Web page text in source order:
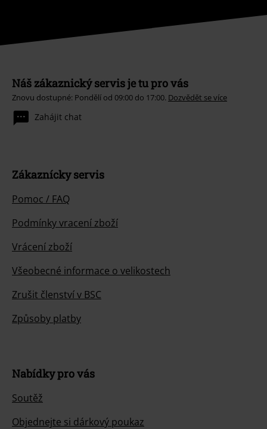
Náš zákaznický servis je tu pro vás
Znovu dostupné: Pondělí od 09:00 do 17:00. Dozvědět se více
Zahájit chat
Zákaznícky servis
Pomoc / FAQ
Podmínky vracení zboží
Vrácení zboží
Všeobecné informace o velikostech
Zrušit členství v BSC
Způsoby platby
Nabídky pro vás
Soutěž
Objednejte si dárkový poukaz